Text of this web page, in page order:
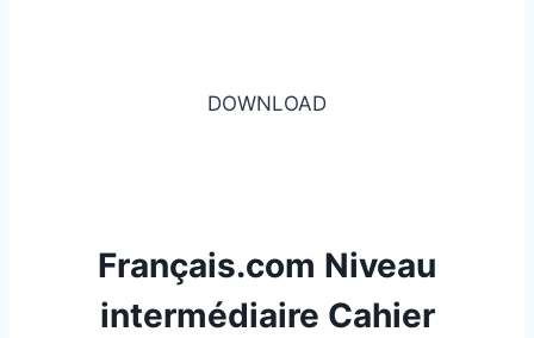
DOWNLOAD
Français.com Niveau
intermédiaire Cahier